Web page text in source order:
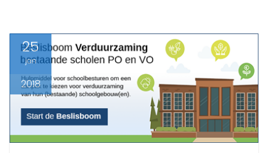
25
jan
2018